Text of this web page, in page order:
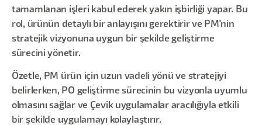
tamamlanan işleri kabul ederek yakın işbirliği yapar. Bu
rol, ürünün detaylı bir anlayışını gerektirir ve PM'nin
stratejik vizyonuna uygun bir şekilde geliştirme
sürecini yönetir.
Özetle, PM ürün için uzun vadeli yönü ve stratejiyi
belirlerken, PO geliştirme sürecinin bu vizyonla uyumlu
olmasını sağlar ve Çevik uygulamalar aracılığıyla etkili
bir şekilde uygulamayı kolaylaştırır.